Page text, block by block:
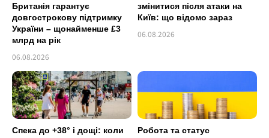
Британія гарантує
довгострокову підтримку
України – щонайменше £3
млрд на рік
06.08.2026
змінитися після атаки на
Київ: що відомо зараз
06.08.2026
Спека до +38° і дощі: коли
Робота та статус